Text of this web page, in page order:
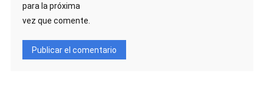
para la próxima
vez que comente.